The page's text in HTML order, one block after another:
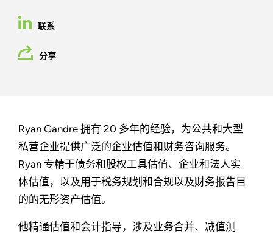
联系
分享
Ryan Gandre 拥有 20 多年的经验，为公共和大型
私营企业提供广泛的企业估值和财务咨询服务。
Ryan 专精于债务和股权工具估值、企业和法人实
体估值，以及用于税务规划和合规以及财务报告目
的的无形资产估值。
他精通估值和会计指导，涉及业务合并、减值测